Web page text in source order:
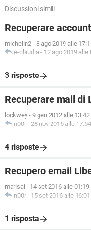
Discussioni simili
Recuperare
michelin2 - 8 ago 2019 alle
e-claudia - 12 ago 2019 alle
3 risposte
Recuperare mail di
lockwey - 9 gen 2012 alle 13:42
n00r - 28 nov 2016 alle 17:54
4 risposte
Recupero email
marisai - 14 set 2016 alle 01:19
n00r - 15 set 2016 alle 16:01
1 risposta